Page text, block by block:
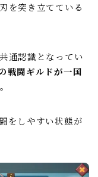
を突き立てている
通認識となってい
戦闘ギルドが一国
をしやすい状態が